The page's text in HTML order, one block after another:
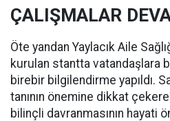
ÇALIŞMALAR
Öte yandan Yaylacık Aile
kurulan stantta vatandaşlara
birebir bilgilendirme yapıldı.
tanının önemine dikkat
bilinçli davranmasının hayati